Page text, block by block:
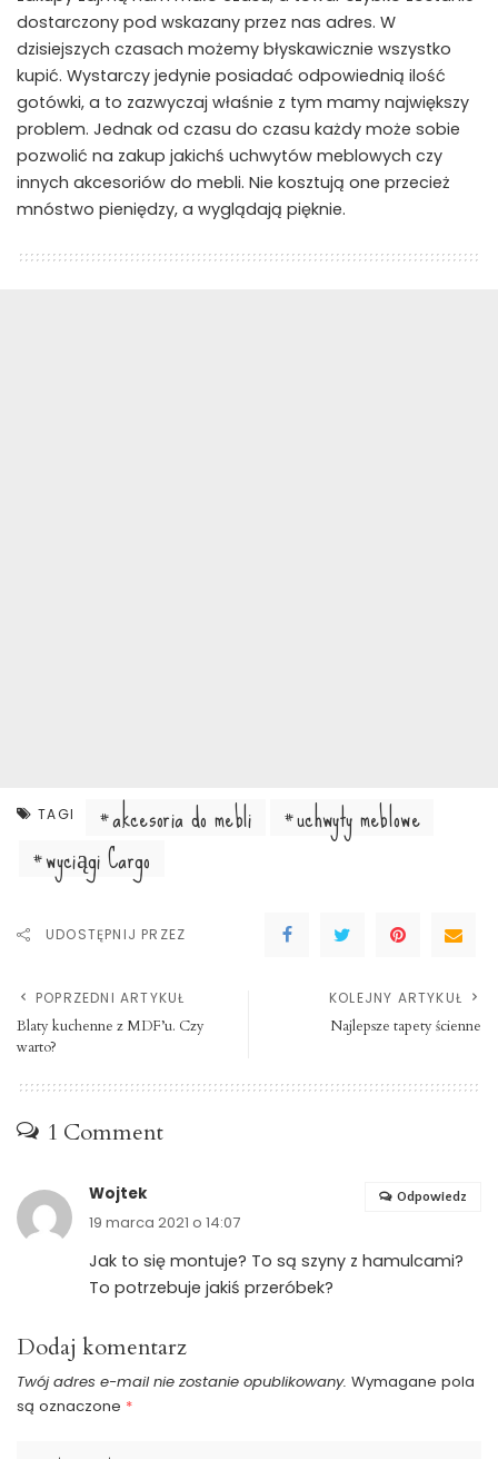
dostarczony pod wskazany przez nas adres. W
dzisiejszych czasach możemy błyskawicznie wszystko
kupić. Wystarczy jedynie posiadać odpowiednią ilość
gotówki, a to zazwyczaj właśnie z tym mamy największy
problem. Jednak od czasu do czasu każdy może sobie
pozwolić na zakup jakichś uchwytów meblowych czy
innych akcesoriów do mebli. Nie kosztują one przecież
mnóstwo pieniędzy, a wyglądają pięknie.
TAGI akcesoria do mebli
uchwyty meblowe
wyciągi Cargo
UDOSTĘPNIJ PRZEZ
POPRZEDNI ARTYKUŁ
Blaty kuchenne z MDF’u. Czy
warto?
KOLEJNY ARTYKUŁ
Najlepsze tapety ścienne
1 Comment
Wojtek
19 marca 2021 o 14:07
Jak to się montuje? To są szyny z hamulcami?
To potrzebuje jakiś przeróbek?
Odpowiedz
Dodaj komentarz
Twój adres e-mail nie zostanie opublikowany. Wymagane pola
są oznaczone *